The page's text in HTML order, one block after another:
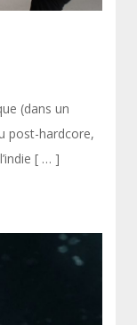
(dans un
post-hardcore,
[ … ]